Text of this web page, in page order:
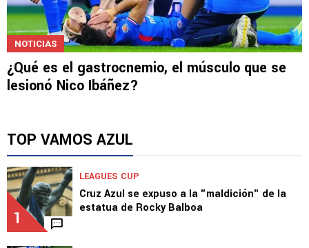
NOTICIAS
¿Qué es el gastrocnemio, el músculo que se
lesionó Nico Ibáñez?
TOP VAMOS AZUL
1
LEAGUES CUP
Cruz Azul se expuso a la "maldición" de la
estatua de Rocky Balboa